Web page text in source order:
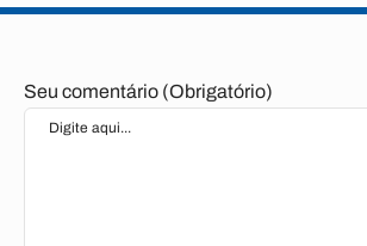
Seu comentário (Obrigatório)